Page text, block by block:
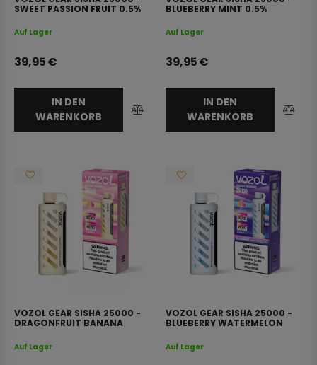
SWEET PASSION FRUIT 0.5%
Auf Lager
39,95€
IN DEN
WARENKORB
BLUEBERRY MINT 0.5%
Auf Lager
39,95€
IN DEN
WARENKORB
VOZOL GEAR SISHA 25000 -
DRAGONFRUIT BANANA
Auf Lager
VOZOL GEAR SISHA 25000 -
BLUEBERRY WATERMELON
Auf Lager